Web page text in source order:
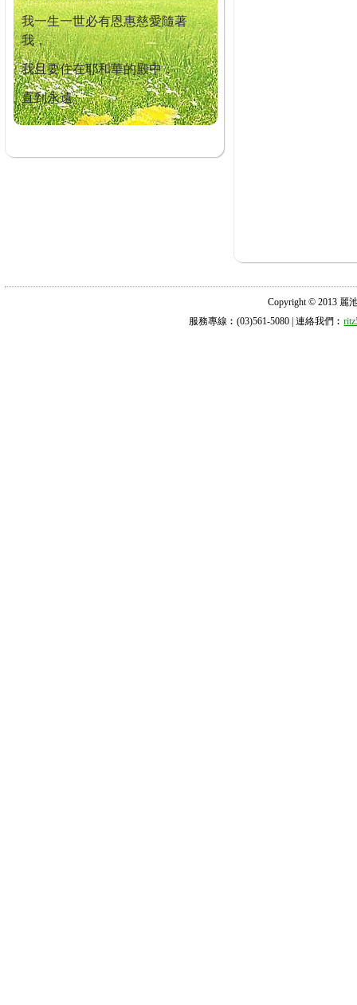
我一生一世必有恩惠慈愛隨著
我，
我且要住在耶和華的殿中，
直到永遠。
Copyright © 2013 麗
服務專線︰(03)561-5080 | 連絡我們︰